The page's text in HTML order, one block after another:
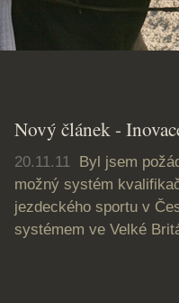
Nový článek -
20.11.11 Byl jsem
možný systém
jezdeckého sportu v
systémem ve Velké